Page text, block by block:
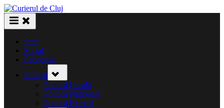
Skip
to
content
Știri
Social
Economie
Politică
sub-
menu
Politică Locală
Politică Națională
Politică Externă